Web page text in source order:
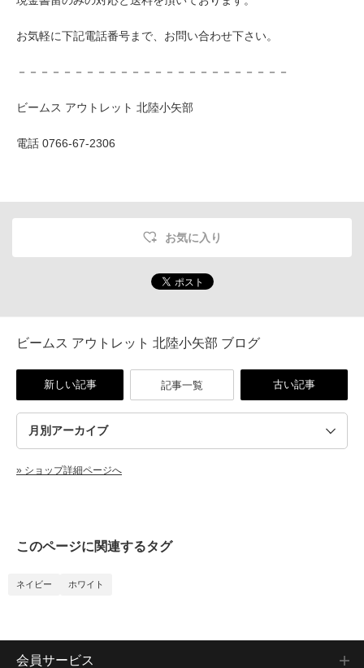
お気軽に下記電話番号まで、お問い合わせ下さい。
－－－－－－－－－－－－－－－－－－－－－－－－
ビームス アウトレット 北陸小矢部
電話 0766-67-2306
お気に入り
ビームス アウトレット 北陸小矢部 ブログ
新しい記事 記事一覧 古い記事
» ショップ詳細ページへ
このページに関連するタグ
ネイビー ホワイト
会員サービス